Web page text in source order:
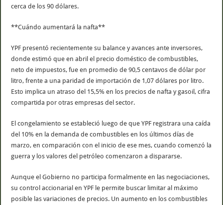
cerca de los 90 dólares.
**Cuándo aumentará la nafta**
YPF presentó recientemente su balance y avances ante inversores,
donde estimó que en abril el precio doméstico de combustibles,
neto de impuestos, fue en promedio de 90,5 centavos de dólar por
litro, frente a una paridad de importación de 1,07 dólares por litro.
Esto implica un atraso del 15,5% en los precios de nafta y gasoil, cifra
compartida por otras empresas del sector.
El congelamiento se estableció luego de que YPF registrara una caída
del 10% en la demanda de combustibles en los últimos días de
marzo, en comparación con el inicio de ese mes, cuando comenzó la
guerra y los valores del petróleo comenzaron a dispararse.
Aunque el Gobierno no participa formalmente en las negociaciones,
su control accionarial en YPF le permite buscar limitar al máximo
posible las variaciones de precios. Un aumento en los combustibles